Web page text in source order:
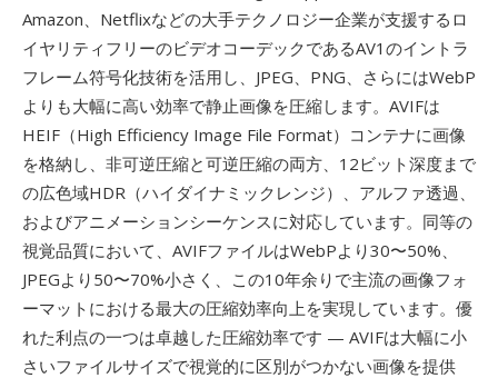
Amazon、Netflixなどの大手テクノロジー企業が支援するロ
イヤリティフリーのビデオコーデックであるAV1のイントラ
フレーム符号化技術を活用し、JPEG、PNG、さらにはWebP
よりも大幅に高い効率で静止画像を圧縮します。AVIFは
HEIF（High Efficiency Image File Format）コンテナに画像
を格納し、非可逆圧縮と可逆圧縮の両方、12ビット深度まで
の広色域HDR（ハイダイナミックレンジ）、アルファ透過、
およびアニメーションシーケンスに対応しています。同等の
視覚品質において、AVIFファイルはWebPより30〜50%、
JPEGより50〜70%小さく、この10年余りで主流の画像フォ
ーマットにおける最大の圧縮効率向上を実現しています。優
れた利点の一つは卓越した圧縮効率です — AVIFは大幅に小
さいファイルサイズで視覚的に区別がつかない画像を提供